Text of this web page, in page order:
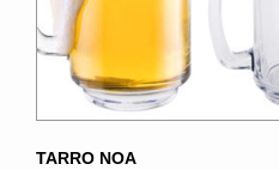
TARRO NOA